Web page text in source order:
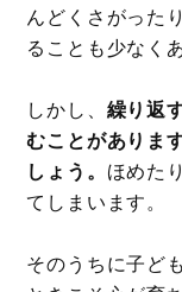
んどくさがった
ることも少なく
しかし、 繰り返
むことがありま
しょう。 ほめた
てしまいます。
そのうちに子ど